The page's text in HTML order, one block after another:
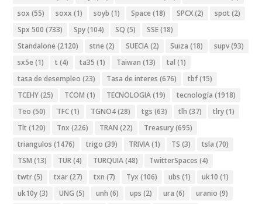
sox (55) soxx (1) soyb (1) Space (18) SPCX(2) spot (2)
Spx 500 (733) Spy(104) SQ (5) SSE(18)
Standalone (2120) stne (2) SUECIA(2) Suiza (18) supv(93)
sx5e (1) t (4) ta35 (1) Taiwan (13) tal (1)
tasa de desempleo (23) Tasa de interes (676) tbf(15)
TCEHY(25) TCOM (1) TECNOLOGIA(19) tecnología (1918)
Teo (50) TFC(1) TGNO4(28) tgs (63) tlh (37) tlry(1)
Tlt (120) Tnx (226) TRAN (22) Treasury(695)
triangulos (1476) trigo (39) TRIVIA(1) TS (3) tsla (70)
TSM (13) TUR(4) TURQUIA(48) TwitterSpaces (4)
twtr(5) txar(27) txn (7) Tyx (106) ubs (1) uk10 (1)
uk10y(3) UNG (5) unh (6) ups (2) ura (6) uranio (9)